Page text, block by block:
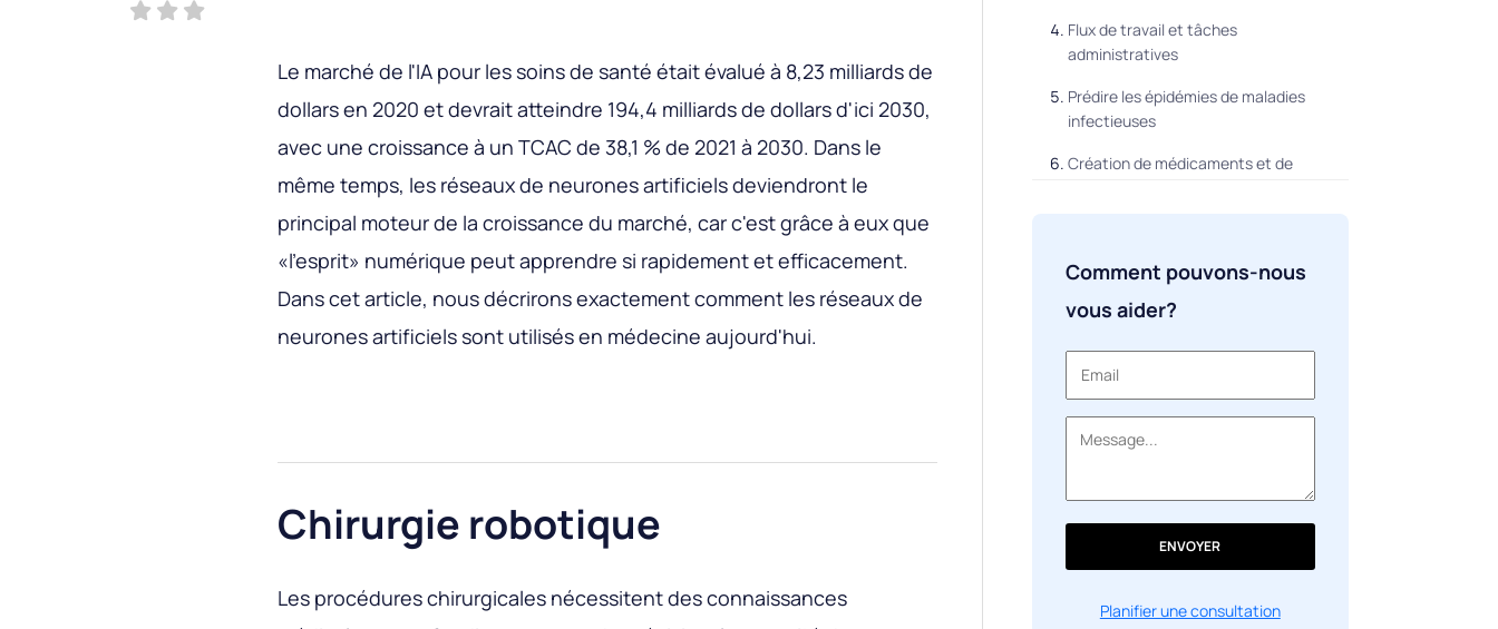
Le marché de l'IA pour les soins de santé était évalué à 8,23 milliards de
dollars en 2020 et devrait atteindre 194,4 milliards de dollars d'ici 2030,
avec une croissance à un TCAC de 38,1 % de 2021 à 2030. Dans le
même temps, les réseaux de neurones artificiels deviendront le
principal moteur de la croissance du marché, car c'est grâce à eux que
«l'esprit» numérique peut apprendre si rapidement et efficacement.
Dans cet article, nous décrirons exactement comment les réseaux de
neurones artificiels sont utilisés en médecine aujourd'hui.
Chirurgie robotique
Les procédures chirurgicales nécessitent des connaissances
Flux de travail et tâches
administratives
Prédire les épidémies de maladies
infectieuses
Création de médicaments et de
Lutte contre la fraude
Modification du comportement
Collecte et analyse des données
Comment pouvons-nous
vous aider?
ENVOYER
Planifier une consultation